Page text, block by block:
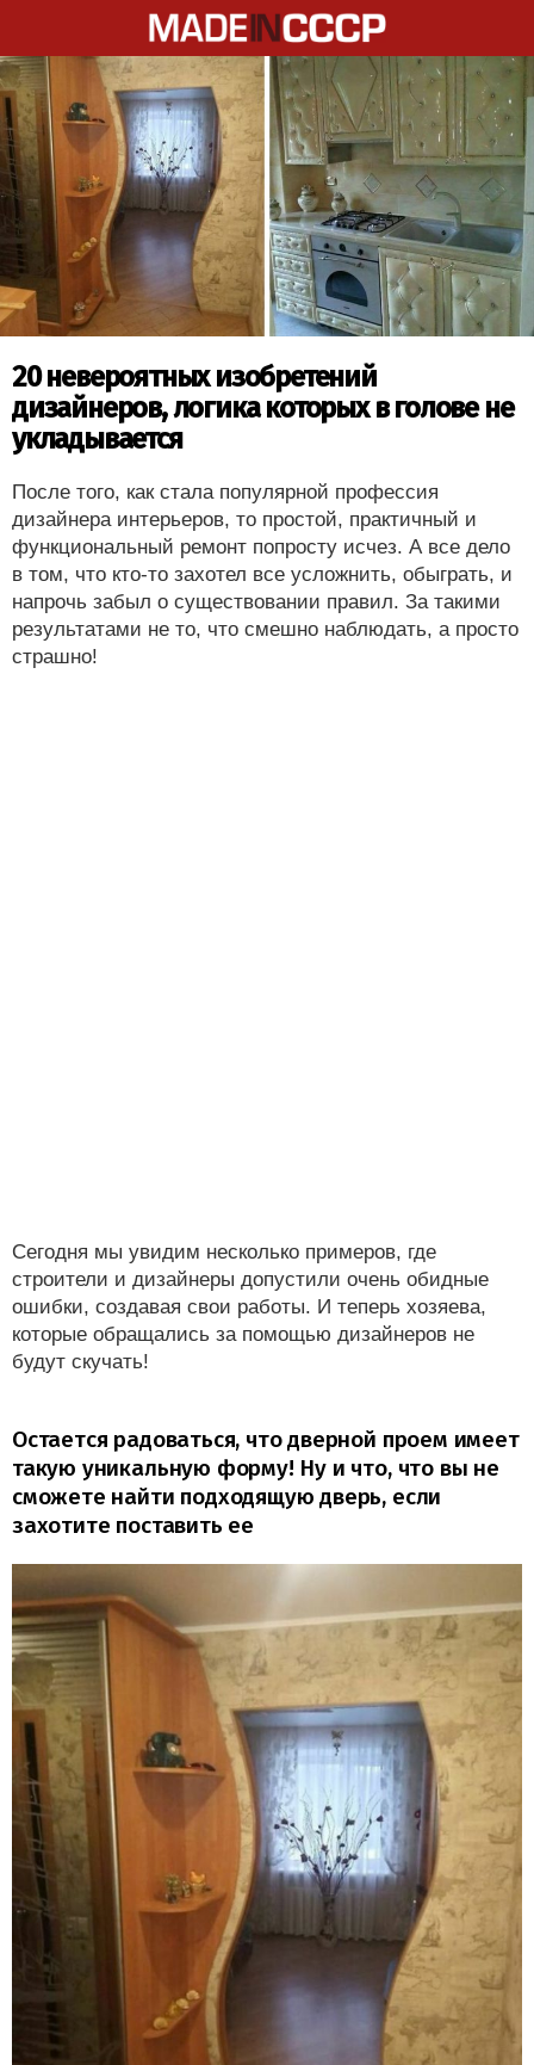
20 невероятных изобретений
дизайнеров, логика которых в голове не
укладывается
После того, как стала популярной профессия
дизайнера интерьеров, то простой, практичный и
функциональный ремонт попросту исчез. А все дело
в том, что кто-то захотел все усложнить, обыграть, и
напрочь забыл о существовании правил. За такими
результатами не то, что смешно наблюдать, а просто
страшно!
Сегодня мы увидим несколько примеров, где
строители и дизайнеры допустили очень обидные
ошибки, создавая свои работы. И теперь хозяева,
которые обращались за помощью дизайнеров не
будут скучать!
Остается радоваться, что дверной проем имеет
такую уникальную форму! Ну и что, что вы не
сможете найти подходящую дверь, если
захотите поставить ее